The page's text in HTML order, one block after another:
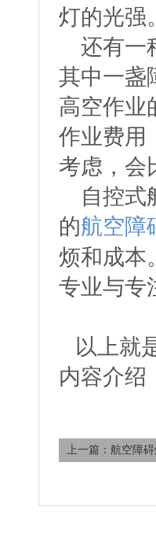
灯的光强
还有一
其中一盏
高空作业
作业费用
考虑，会
自控式
的航空障
烦和成本
专业与专
以上就
内容介绍
上一篇：航空障